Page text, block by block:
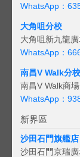
WhatsApp：
大角咀分校
大角咀新九龍
WhatsApp：
南昌V Walk分校
南昌V Walk商
WhatsApp：
新界區
沙田石門旗艦店
沙田石門京瑞